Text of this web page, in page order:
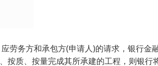
劳务方和承包方(申请人)的请求，银行金
按质、按量完成其所承建的工程，则银行